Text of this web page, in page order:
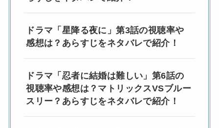
ドラマ「星降る夜に」第3話の視聴率や
感想は？あらすじをネタバレで紹介！
ドラマ「忍者に結婚は難しい」第6話の
視聴率や感想は？マトリックスVSブルー
スリー？あらすじをネタバレで紹介！